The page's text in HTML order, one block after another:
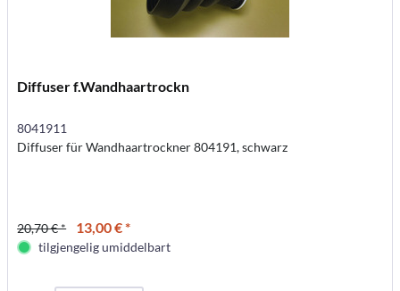
Diffuser f.Wandhaartrockn
8041911
Diffuser für Wandhaartrockner 804191, schwarz
20,70 € * 13,00 € *
tilgjengelig umiddelbart